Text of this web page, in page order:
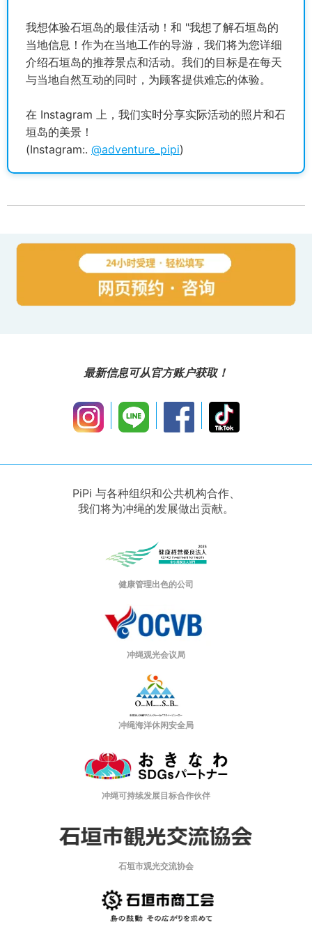
我想体验石垣岛的最佳活动！和 "我想了解石垣岛的
当地信息！作为在当地工作的导游，我们将为您详细
介绍石垣岛的推荐景点和活动。我们的目标是在每天
与当地自然互动的同时，为顾客提供难忘的体验。
在 Instagram 上，我们实时分享实际活动的照片和石
垣岛的美景！
(Instagram:. @adventure_pipi)
最新信息可从官方账户获取！
PiPi 与各种组织和公共机构合作、
我们将为冲绳的发展做出贡献。
健康管理出色的公司
冲绳观光会议局
冲绳海洋休闲安全局
冲绳可持续发展目标合作伙伴
石垣市观光交流协会